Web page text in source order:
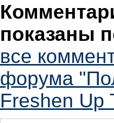
показаны
все
форума
Freshen Up